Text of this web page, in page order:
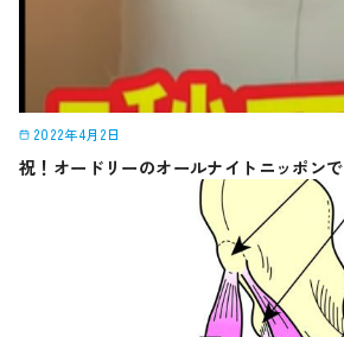
2022年4月2日
祝！オードリーのオールナイトニッポンで